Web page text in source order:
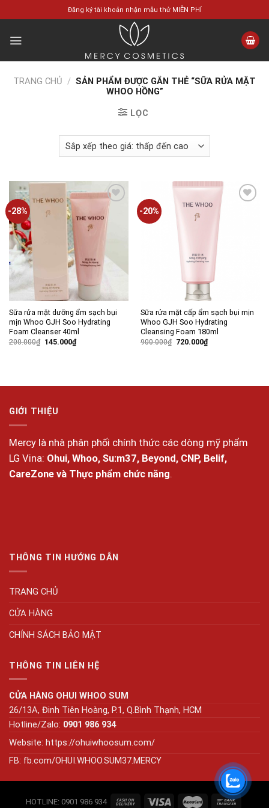
to
Đăng ký tài khoản nhận mẫu thử MIỄN PHÍ
TRANG CHỦ / SẢN PHẨM ĐƯỢC GẮN THẺ “SỮA RỬA MẶT
WHOO HỒNG”
LỌC
-28%
Sữa rửa mặt dưỡng ẩm sạch bụi
mịn Whoo GJH Soo Hydrating
Foam Cleanser 40ml
200.000₫ Giá
145.000₫Giá
hiện
-20%
Sữa rửa mặt cấp ẩm sạch bụi mịn
Whoo GJH Soo Hydrating
Cleansing Foam 180ml
900.000₫ Giá
720.000₫Giá
hiện
GIỚI THIỆU
Mercy là nhà phân phối chính thức các dòng mỹ phẩm
LG Vina: Ohui, Whoo, Su:m37, Beyond, CNP, Belif,
CareZone và Thực phẩm chức năng.
THÔNG TIN HƯỚNG DẪN
TRANG CHỦ
CỬA HÀNG
CHÍNH SÁCH BẢO MẬT
THÔNG TIN LIÊN HỆ
CỬA HÀNG OHUI WHOO SUM
26/13A, Đinh Tiên Hoàng, P.1, Q.Bình Thạnh, HCM
Hotline/Zalo: 0901 986 934
Website: https://ohuiwhoosum.com/
FB: fb.com/OHUI.WHOO.SUM37.MERCY
HOTLINE: 0901 986 934